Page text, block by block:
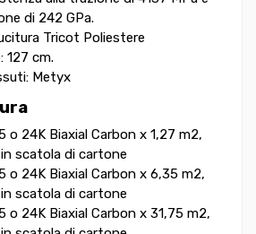
di 242 GPa.
Tricot Poliestere
127 cm.
Metyx
24K Biaxial Carbon x 1,27 m2,
scatola di cartone
24K Biaxial Carbon x 6,35 m2,
scatola di cartone
24K Biaxial Carbon x 31,75 m2,